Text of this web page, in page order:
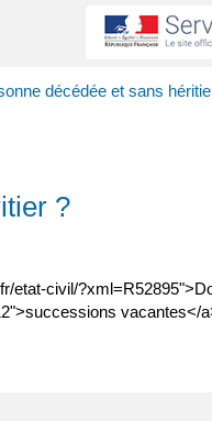
décédée et sans
?
etat-civil/
vacantes</